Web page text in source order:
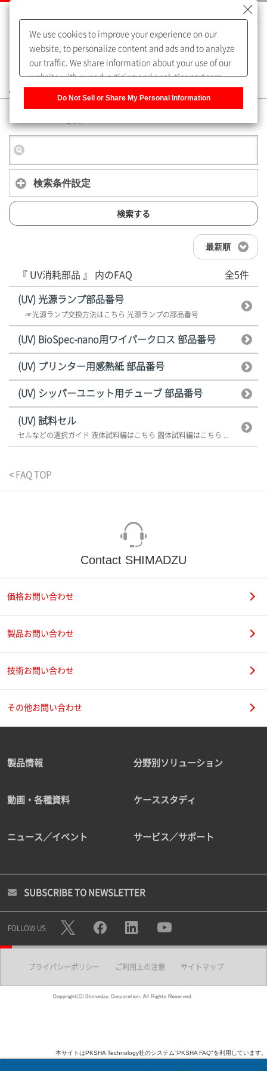
よくあるご質問（FAQ）
検索条件設定
検索する
最新順
『 UV消耗部品 』 内のFAQ 全5件
(UV) 光源ランプ部品番号
☞光源ランプ交換方法はこちら 光源ランプの部品番号
(UV) BioSpec-nano用ワイパークロス 部品番号
(UV) プリンター用感熱紙 部品番号
(UV) シッパーユニット用チューブ 部品番号
(UV) 試料セル
セルなどの選択ガイド 液体試料編はこちら 固体試料編はこちら ...
< FAQ TOP
Contact SHIMADZU
価格お問い合わせ
製品お問い合わせ
技術お問い合わせ
その他お問い合わせ
製品情報 分野別ソリューション
動画・各種資料 ケーススタディ
ニュース／イベント サービス／サポート
SUBSCRIBE TO NEWSLETTER
FOLLOW US
プライバシーポリシー ご利用上の注意 サイトマップ
本サイトはPKSHA Technology社のシステム"PKSHA FAQ"を利用しています。
We use cookies to improve your experience on our
website, to personalize content and ads and to analyze
our traffic. We share information about your use of our
website with our advertising and analytics partners,
of our sharing information about you with our partners.
Information] to customize your cookie settings on our
website. Privacy Policy
Do Not Sell or Share My Personal Information